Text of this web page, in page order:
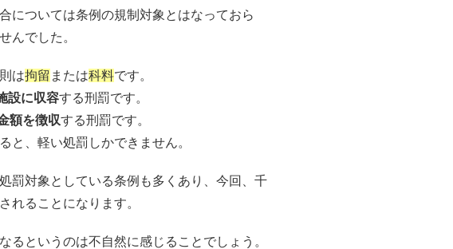
については条例の規制対象とはなっておら
んでした。
は拘留 または科料です。
設に収容する刑罰です。
額を徴収する刑罰です。
と、軽い処罰しかできません。
罰対象としている条例も多くあり、今回、千
れることになります。
るというのは不自然に感じることでしょう。